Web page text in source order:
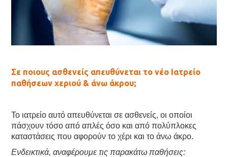
Σε ποιους ασθενείς απευθύνεται το νέο Ιατρείο
παθήσεων χεριού & άνω άκρου;
Το ιατρείο αυτό απευθύνεται σε ασθενείς, οι οποίοι
πάσχουν τόσο από απλές όσο και από πολύπλοκες
καταστάσεις που αφορούν το χέρι και το άνω άκρο.
Ενδεικτικά, αναφέρουμε τις παρακάτω παθήσεις: